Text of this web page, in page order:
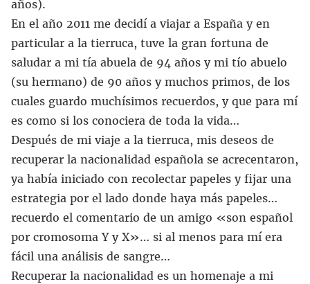
años).
En el año 2011 me decidí a viajar a España y en
particular a la tierruca, tuve la gran fortuna de
saludar a mi tía abuela de 94 años y mi tío abuelo
(su hermano) de 90 años y muchos primos, de los
cuales guardo muchísimos recuerdos, y que para mí
es como si los conociera de toda la vida…
Después de mi viaje a la tierruca, mis deseos de
recuperar la nacionalidad española se acrecentaron,
ya había iniciado con recolectar papeles y fijar una
estrategia por el lado donde haya más papeles…
recuerdo el comentario de un amigo «son español
por cromosoma Y y X»… si al menos para mí era
fácil una análisis de sangre…
Recuperar la nacionalidad es un homenaje a mi